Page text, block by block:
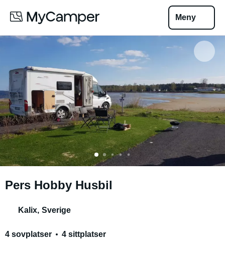
Meny
Pers Hobby Husbil
Kalix, Sverige
4 sovplatser 4 sittplatser